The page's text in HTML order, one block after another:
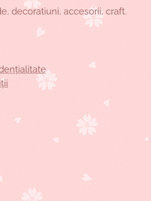
decoratiuni, accesorii, craft.